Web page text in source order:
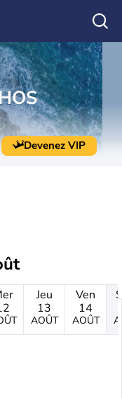
Devenez VIP
Jeu
13
AOÛT
Ven
14
AOÛT